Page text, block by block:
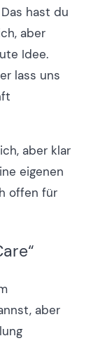
hast du
aber
Idee.
lass uns
aber klar
eigenen
offen für
aber